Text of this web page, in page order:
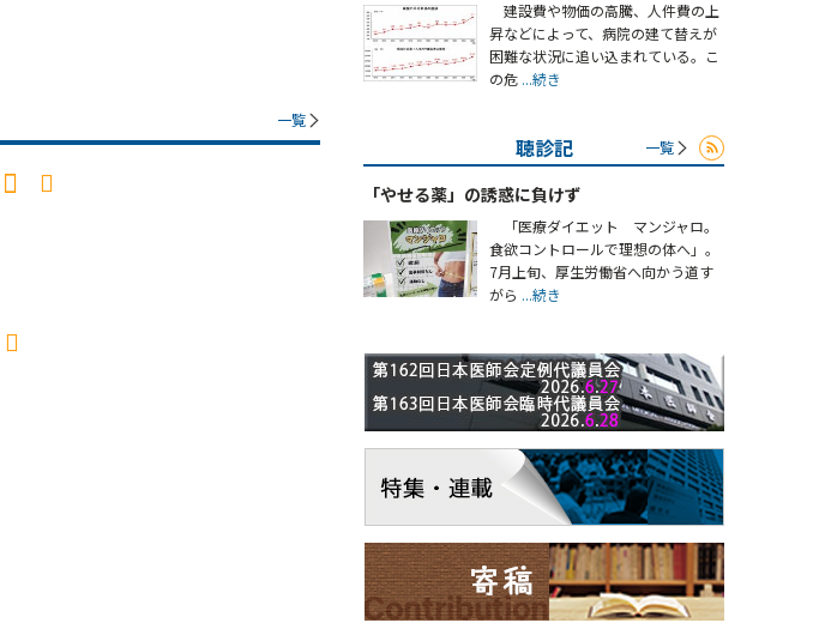
一覧
建設費や物価の高騰、人件費の上
昇などによって、病院の建て替えが
困難な状況に追い込まれている。こ
の危 ...続き
聴診記 一覧
「やせる薬」の誘惑に負けず
「医療ダイエット マンジャロ。
食欲コントロールで理想の体へ」。
7月上旬、厚生労働省へ向かう道す
がら ...続き